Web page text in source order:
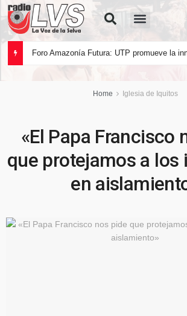
Home Iglesia de Iquitos
«El Papa Francisco
que protejamos a los
en